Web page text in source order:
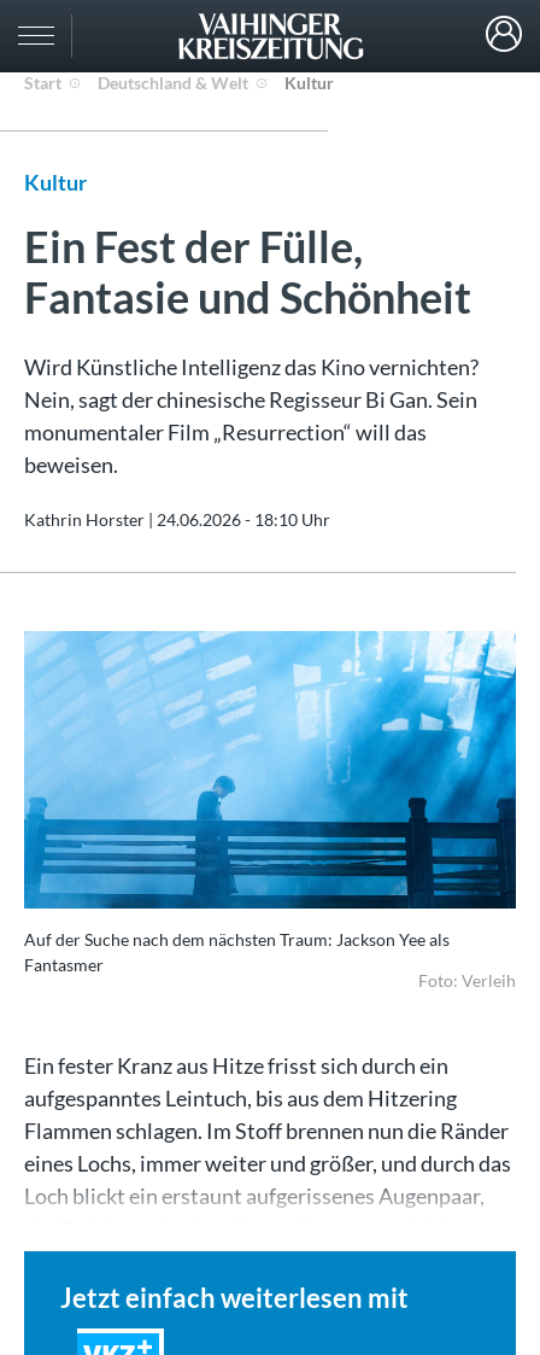
Start Deutschland & Welt Kultur
Kultur
Ein Fest der Fülle,
Fantasie und Schönheit
Wird Künstliche Intelligenz das Kino vernichten?
Nein, sagt der chinesische Regisseur Bi Gan. Sein
monumentaler Film „Resurrection“ will das
beweisen.
Kathrin Horster | 24.06.2026 - 18:10 Uhr
Auf der Suche nach dem nächsten Traum: Jackson Yee als
Fantasmer
Foto: Verleih
Ein fester Kranz aus Hitze frisst sich durch ein
aufgespanntes Leintuch, bis aus dem Hitzering
Flammen schlagen. Im Stoff brennen nun die Ränder
eines Lochs, immer weiter und größer, und durch das
Loch blickt ein erstaunt aufgerissenes Augenpaar,
Jetzt einfach weiterlesen mit